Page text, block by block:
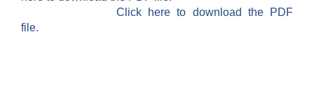
Click here to download the PDF
file.